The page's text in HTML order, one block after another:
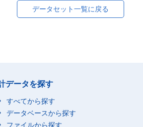
データセット一覧に戻る
データを探す
すべてから探す
データベースから探す
ファイルから探す